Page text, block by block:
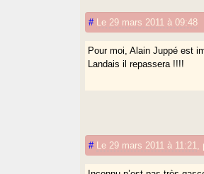
# Le 29 mars 2011 à 09:48
Pour moi, Alain Juppé est
Landais il repassera !!!!
# Le 29 mars 2011 à 11:21